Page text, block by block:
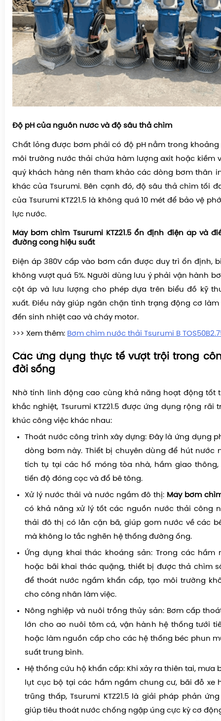
Độ pH của nguồn nước và độ sâu thả chìm
Chất lỏng được bơm phải có độ pH nằm trong khoảng
môi trường nước thải chứa hàm lượng axit hoặc kiềm
quý khách hàng nên tham khảo các dòng bơm thân
khác của Tsurumi. Bên cạnh đó, độ sâu thả chìm tối
của Tsurumi KTZ21.5 là không quá 10 mét để bảo vệ
lực nước.
Máy bơm chìm Tsurumi KTZ21.5 ổn định điện áp và
đường cong hiệu suất
Điện áp 380V cấp vào bơm cần được duy trì ổn định,
không vượt quá 5%. Người dùng lưu ý phải vận hành
cột áp và lưu lượng cho phép dựa trên biểu đồ kỹ
xuất. Điều này giúp ngăn chặn tình trạng động cơ
đến sinh nhiệt cao và cháy motor.
>>> Xem thêm: Bơm chìm nước thải Tsurumi B
Các ứng dụng thực tế vượt trội trong
đời sống
Nhờ tính linh động cao cùng khả năng hoạt động tốt
khắc nghiệt, Tsurumi KTZ21.5 được ứng dụng rộng rãi
khúc công việc khác nhau:
Thoát nước công trình xây dựng: Đây là ứng dụng
dòng bơm này. Thiết bị chuyên dùng để hút nước
tích tụ tại các hố móng tòa nhà, hầm giao
tiến độ đóng cọc và đổ bê tông.
Xử lý nước thải và nước ngầm đô thị: Máy bơm
có khả năng xử lý tốt các nguồn nước thải công
thải đô thị có lẫn cặn bã, giúp gom nước về các
mà không lo tắc nghẽn hệ thống đường ống.
Ứng dụng khai thác khoáng sản: Trong các hầm
hoặc bãi khai thác quặng, thiết bị được thả chìm
để thoát nước ngầm khẩn cấp, tạo môi trường
cho công nhân làm việc.
Nông nghiệp và nuôi trồng thủy sản: Bơm cấp
lớn cho ao nuôi tôm cá, vận hành hệ thống tưới
hoặc làm nguồn cấp cho các hệ thống béc phun
suất trung bình.
Hệ thống cứu hộ khẩn cấp: Khi xảy ra thiên tai, mưa
lụt cục bộ tại các hầm ngầm chung cư, bãi đỗ xe
trũng thấp, Tsurumi KTZ21.5 là giải pháp phản
giúp tiêu thoát nước chống ngập úng cực kỳ cơ